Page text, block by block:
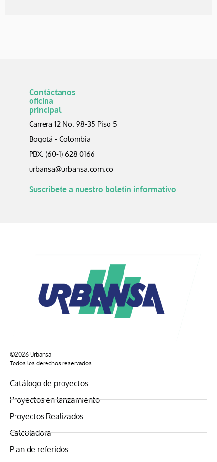
Contáctanos
oficina
principal
Carrera 12 No. 98-35 Piso 5
Bogotá - Colombia
PBX: (60-1) 628 0166
urbansa@urbansa.com.co
Suscríbete a nuestro boletín informativo​
©2026 Urbansa
Todos los derechos reservados
Catálogo de proyectos
Proyectos en lanzamiento
Proyectos Realizados
Calculadora
Plan de referidos